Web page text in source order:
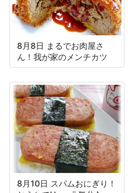
8月8日 まるでお肉屋さ
ん！我が家のメンチカツ
8月10日 スパムおにぎり！